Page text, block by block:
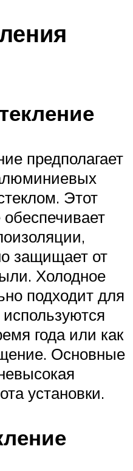
предполагает
Этот
защищает от
Холодное
подходит для
года или как
Основные
установки.